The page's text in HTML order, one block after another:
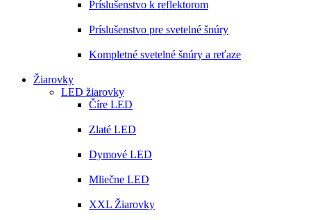
Príslušenstvo k reflektorom
Príslušenstvo pre svetelné šnúry
Kompletné svetelné šnúry a reťaze
Žiarovky
LED žiarovky
Číre LED
Zlaté LED
Dymové LED
Mliečne LED
XXL Žiarovky